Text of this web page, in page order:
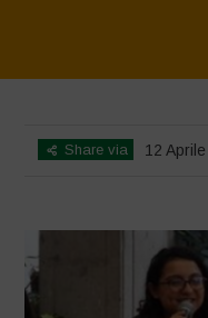
Share via 12